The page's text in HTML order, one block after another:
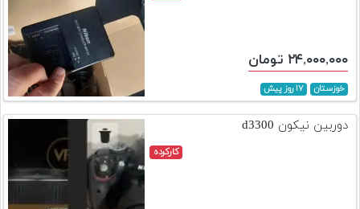
۲۴,۰۰۰,۰۰۰ تومان
خوزستان ۱۷ روز پیش
دوربین نیکون d3300
کارکرده